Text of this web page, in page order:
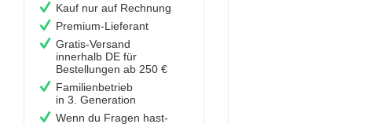
Kauf nur auf Rechnung
Premium-Lieferant
Gratis-Versand
innerhalb DE für
Bestellungen ab 250 €
Familienbetrieb
in 3. Generation
Wenn du Fragen hast-